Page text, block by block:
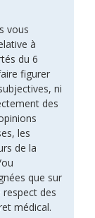
vous
à
du 6
figurer
ni
des
les
de la
que sur
des
médical.